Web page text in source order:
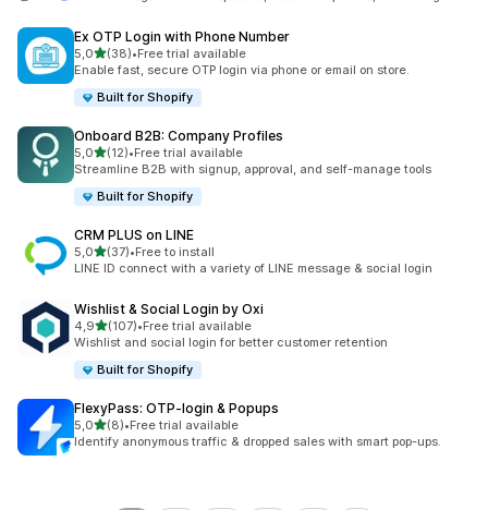
Ex OTP Login with Phone Number
5,05 yıldız üzerinden
(38)
toplam 38 değerlendirme
•Free trial available
Enable fast, secure OTP login via phone or email on store.
Built for Shopify
Onboard B2B: Company Profiles
5,05 yıldız üzerinden
(12)
toplam 12 değerlendirme
•Free trial available
Streamline B2B with signup, approval, and self-manage tools
Built for Shopify
CRM PLUS on LINE
5,05 yıldız üzerinden
(37)
toplam 37 değerlendirme
•Free to install
LINE ID connect with a variety of LINE message & social login
Wishlist & Social Login by Oxi
4,95 yıldız üzerinden
(107)
toplam 107 değerlendirme
•Free trial available
Wishlist and social login for better customer retention
Built for Shopify
FlexyPass: OTP‑login & Popups
5,05 yıldız üzerinden
(8)
toplam 8 değerlendirme
•Free trial available
Identify anonymous traffic & dropped sales with smart pop-ups.